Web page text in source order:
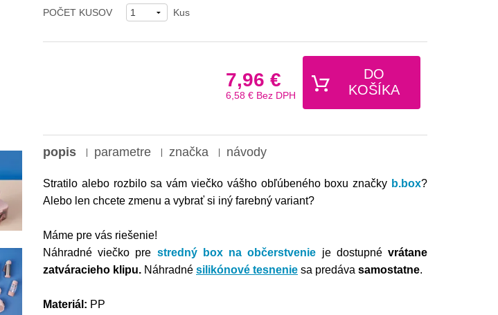
POČET KUSOV Kus
7,96 €
6,58 € Bez DPH
DO
KOŠÍKA
popis parametre značka návody
Stratilo alebo rozbilo sa vám viečko vášho obľúbeného boxu značky b.box?
Alebo len chcete zmenu a vybrať si iný farebný variant?
Máme pre vás riešenie!
Náhradné viečko pre stredný box na občerstvenie je dostupnévrátane
zatváracieho klipu. Náhradné silikónové tesnenie sa predáva samostatne.
Materiál: PP